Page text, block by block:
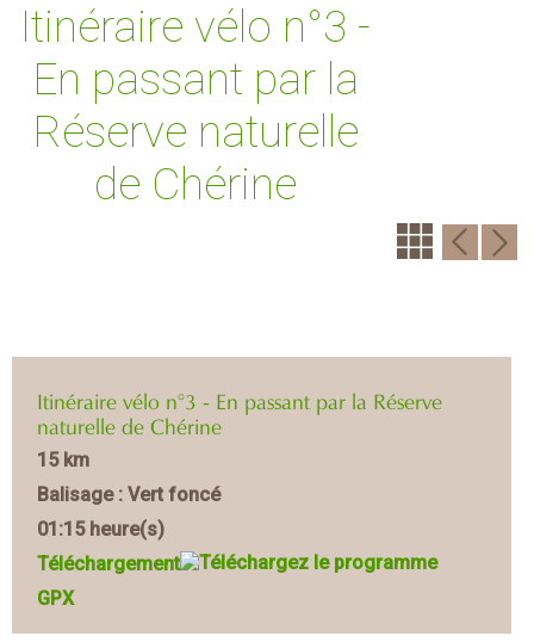
Itinéraire vélo n°3 -
En passant par la
Réserve naturelle
de Chérine
Itinéraire vélo n°3 - En passant par la Réserve
naturelle de Chérine
15 km
Balisage : Vert foncé
01:15 heure(s)
Téléchargement
GPX